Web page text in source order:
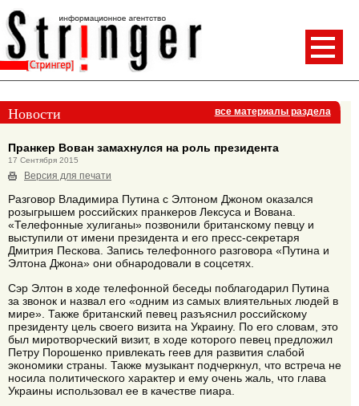
Новости все материалы раздела
Пранкер Вован замахнулся на роль президента
17 Сентября 2015
Версия для печати
Разговор Владимира Путина с Элтоном Джоном оказался
розыгрышем российских пранкеров Лексуса и Вована.
«Телефонные хулиганы» позвонили британскому певцу и
выступили от имени президента и его пресс-секретаря
Дмитрия Пескова. Запись телефонного разговора «Путина и
Элтона Джона» они обнародовали в соцсетях.
Сэр Элтон в ходе телефонной беседы поблагодарил Путина
за звонок и назвал его «одним из самых влиятельных людей в
мире». Также британский певец разъяснил российскому
президенту цель своего визита на Украину. По его словам, это
был миротворческий визит, в ходе которого певец предложил
Петру Порошенко привлекать геев для развития слабой
экономики страны. Также музыкант подчеркнул, что встреча не
носила политического характер и ему очень жаль, что глава
Украины использовал ее в качестве пиара.